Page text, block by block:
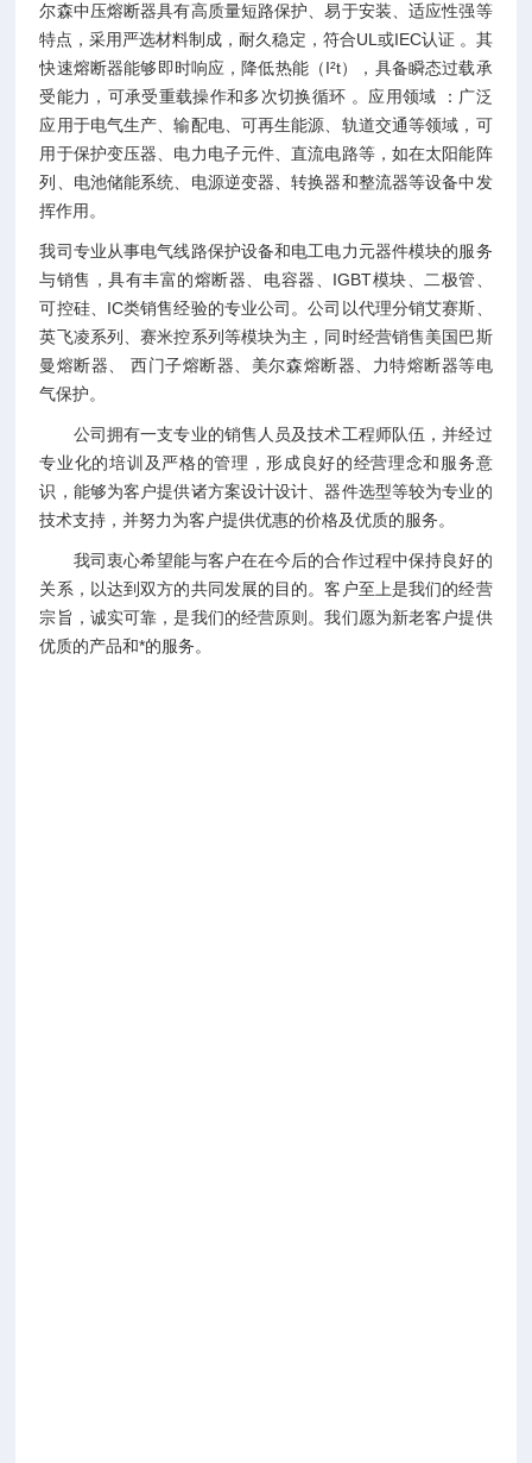
尔森中压熔断器具有高质量短路保护、易于安装、适应性强等
特点，采用严选材料制成，耐久稳定，符合UL或IEC认证 。其
快速熔断器能够即时响应，降低热能（I²t），具备瞬态过载承
受能力，可承受重载操作和多次切换循环 。应用领域 ：广泛
应用于电气生产、输配电、可再生能源、轨道交通等领域，可
用于保护变压器、电力电子元件、直流电路等，如在太阳能阵
列、电池储能系统、电源逆变器、转换器和整流器等设备中发
挥作用。
我司专业从事电气线路保护设备和电工电力元器件模块的服务
与销售，具有丰富的熔断器、电容器、IGBT模块、二极管、
可控硅、IC类销售经验的专业公司。公司以代理分销艾赛斯、
英飞凌系列、赛米控系列等模块为主，同时经营销售美国巴斯
曼熔断器、 西门子熔断器、美尔森熔断器、力特熔断器等电
气保护。
公司拥有一支专业的销售人员及技术工程师队伍，并经过
专业化的培训及严格的管理，形成良好的经营理念和服务意
识，能够为客户提供诸方案设计设计、器件选型等较为专业的
技术支持，并努力为客户提供优惠的价格及优质的服务。
我司衷心希望能与客户在在今后的合作过程中保持良好的
关系，以达到双方的共同发展的目的。客户至上是我们的经营
宗旨，诚实可靠，是我们的经营原则。我们愿为新老客户提供
优质的产品和*的服务。